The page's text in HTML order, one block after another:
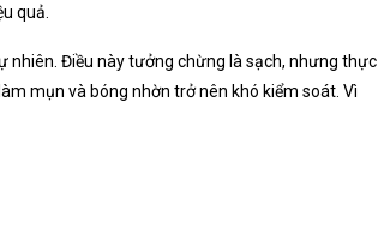
quả.
nhiên. Điều này tưởng chừng là sạch, nhưng thực
mụn và bóng nhờn trở nên khó kiểm soát. Vì